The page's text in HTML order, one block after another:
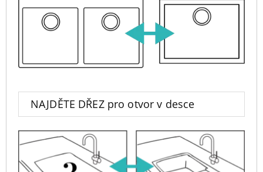
NAJDĚTE DŘEZ pro otvor v desce